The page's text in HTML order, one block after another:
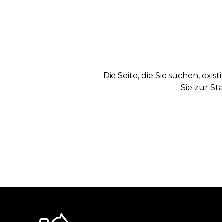
Die Seite, die Sie suchen,
Sie zur